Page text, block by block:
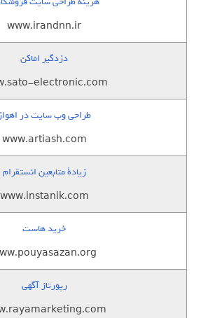
www.irandnn.ir
دزدگیر اماکن
electronic.com
طراحی وب سایت در اهواز
www.artiash.com
زيادة متابعين انستقرام
www.instanik.com
خرید هاست
رپورتاژ آگهی